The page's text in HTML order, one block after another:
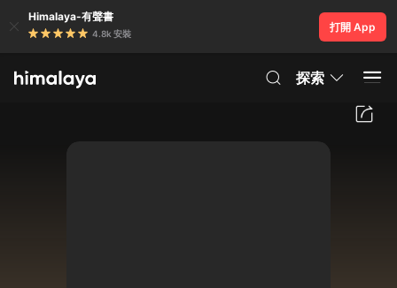
Himalaya-有聲書
4.8k 安裝
打開 App
探索